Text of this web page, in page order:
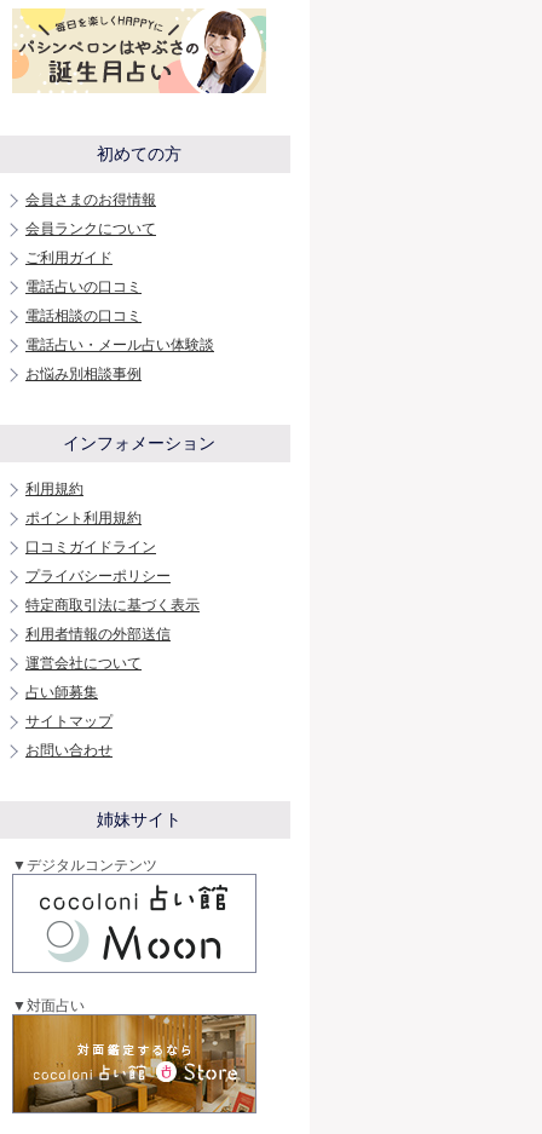
初めての方
会員さまのお得情報
会員ランクについて
ご利用ガイド
電話占いの口コミ
電話相談の口コミ
電話占い・メール占い体験談
お悩み別相談事例
インフォメーション
利用規約
ポイント利用規約
口コミガイドライン
プライバシーポリシー
特定商取引法に基づく表示
利用者情報の外部送信
運営会社について
占い師募集
サイトマップ
お問い合わせ
姉妹サイト
▼デジタルコンテンツ
▼対面占い